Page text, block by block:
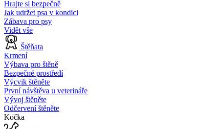
Hrajte si bezpečně
Jak udržet psa v kondici
Zábava pro psy
Vidět vše
Štěňata
Krmení
Výbava pro štěně
Bezpečné prostředí
Výcvik štěněte
První návštěva u veterináře
Vývoj štěněte
Odčervení štěněte
Kočka